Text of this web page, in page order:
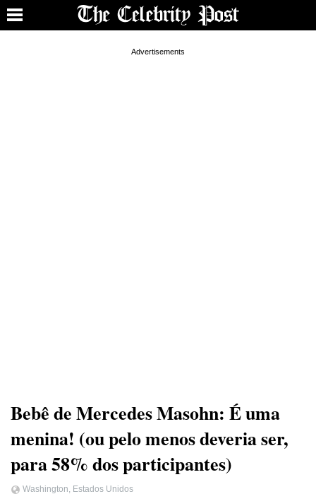
Bebê de Mercedes Masohn: É uma
menina! (ou pelo menos deveria ser,
para 58% dos participantes)
Washington, Estados Unidos